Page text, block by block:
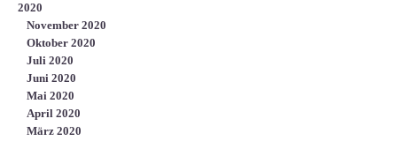
2020
November 2020
Oktober 2020
Juli 2020
Juni 2020
Mai 2020
April 2020
März 2020